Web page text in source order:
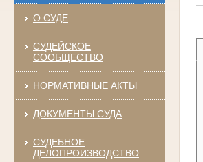
О СУДЕ
СУДЕЙСКОЕ
СООБЩЕСТВО
НОРМАТИВНЫЕ АКТЫ
ДОКУМЕНТЫ СУДА
СУДЕБНОЕ
ДЕЛОПРОИЗВОДСТВО